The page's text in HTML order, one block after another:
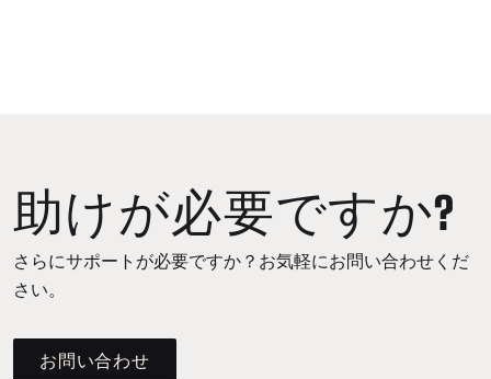
助けが必要ですか?
さらにサポートが必要ですか？お気軽にお問い合わせくだ
さい。
お問い合わせ